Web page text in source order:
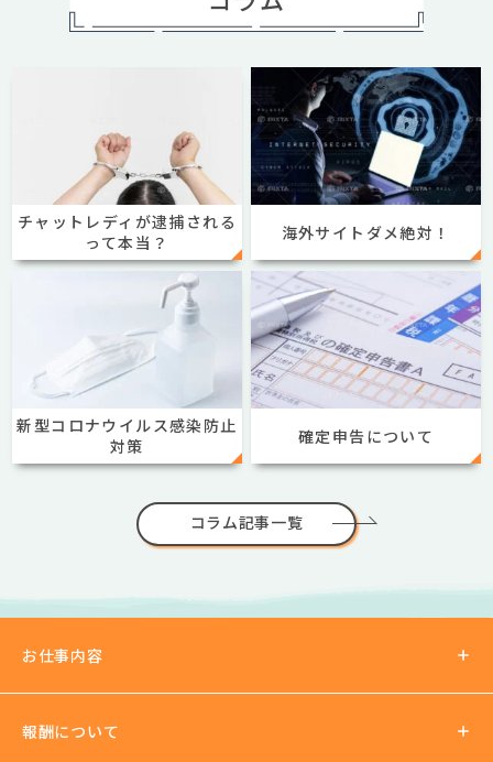
チャットレディが逮捕される
って本当？
海外サイトダメ絶対！
新型コロナウイルス感染防止
対策
確定申告について
コラム記事一覧
お仕事内容
報酬について